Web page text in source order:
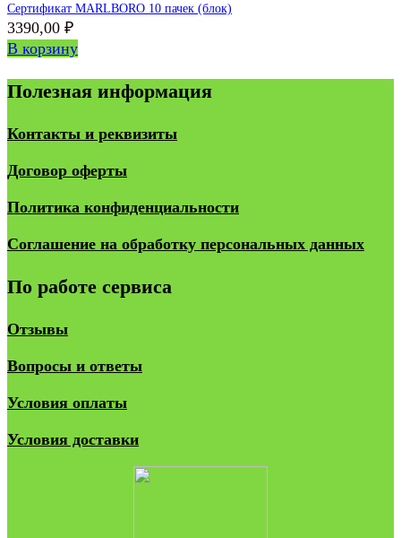
Сертификат MARLBORO 10 пачек (блок)
3390,00 ₽
В корзину
Полезная информация
Контакты и реквизиты
Договор оферты
Политика конфиденциальности
Соглашение на обработку персональных данных
По работе сервиса
Отзывы
Вопросы и ответы
Условия оплаты
Условия доставки